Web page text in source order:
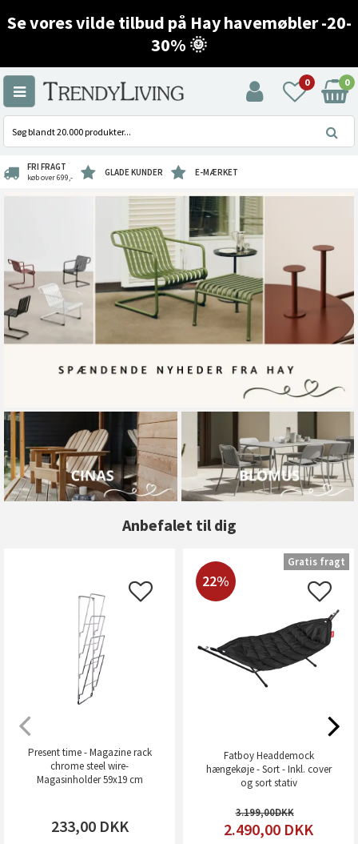
Se vores vilde tilbud på Hay havemøbler -20-
30% 🌞
0 0
FRI FRAGT
køb over 699,- GLADE KUNDER E-MÆRKET
Anbefalet til dig
Present time - Magazine rack
chrome steel wire-
Magasinholder 59x19 cm
233,00 DKK
22%
Fatboy Headdemock
hængekøje - Sort - Inkl. cover
og sort stativ
3.199,00
2.490,00 DKK
Gratis fragt